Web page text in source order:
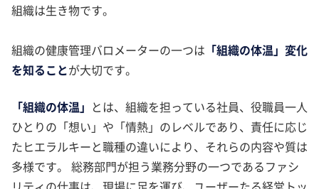
組織は生き物です。
組織の健康管理バロメーターの一つは 「組織の体温」変化
を知ることが大切です。
「組織の体温」 とは、組織を担っている社員、役職員一人
ひとりの「想い」や「情熱」のレベルであり、責任に応じ
たヒエラルキーと職種の違いにより、それらの内容や質は
多様です。 総務部門が担う業務分野の一つであるファシ